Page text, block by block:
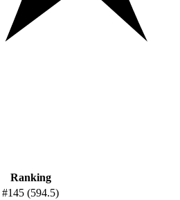
Ranking
#145 (594.5)